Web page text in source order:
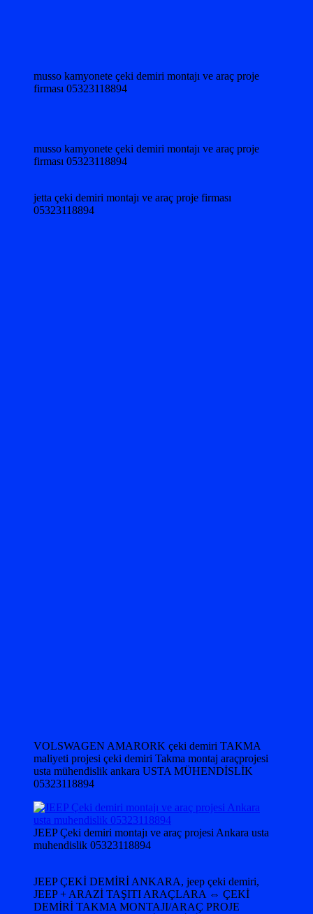
musso kamyonete çeki demiri montajı ve araç proje
firması 05323118894
musso kamyonete çeki demiri montajı ve araç proje
firması 05323118894
jetta çeki demiri montajı ve araç proje firması
05323118894
VOLSWAGEN AMARORK çeki demiri TAKMA
maliyeti projesi çeki demiri Takma montaj araçprojesi
usta mühendislik ankara USTA MÜHENDİSLİK
05323118894
JEEP Çeki demiri montajı ve araç projesi Ankara usta
muhendislik 05323118894
JEEP ÇEKİ DEMİRİ ANKARA, jeep çeki demiri,
JEEP + ARAZİ TAŞITI ARAÇLARA ⇔ ÇEKİ
DEMİRİ TAKMA MONTAJI/ARAÇ PROJE